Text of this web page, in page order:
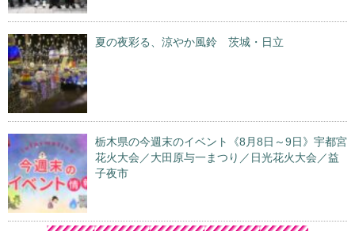
夏の夜彩る、涼やか風鈴 茨城・日立
栃木県の今週末のイベント《8月8日～9日》宇都宮
花火大会／大田原与一まつり／日光花火大会／益
子夜市